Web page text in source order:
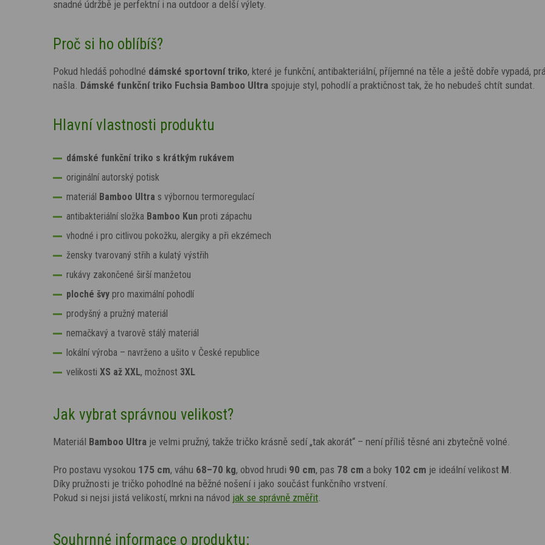
snadné údržbě je perfektní i na outdoor a delší výlety.
Proč si ho oblíbíš?
Pokud hledáš pohodlné dámské sportovní triko, které je funkční, antibakteriální, příjemné na těle a ještě dobře vypadá,
našla. Dámské funkční triko Fuchsia Bamboo Ultra spojuje styl, pohodlí a praktičnost tak, že ho nebudeš chtít sundat.
Hlavní vlastnosti produktu
dámské funkční triko s krátkým rukávem
originální autorský potisk
materiál Bamboo Ultra s výbornou termoregulací
antibakteriální složka Bamboo Kun proti zápachu
vhodné i pro citlivou pokožku, alergiky a při ekzémech
žensky tvarovaný střih a kulatý výstřih
rukávy zakončené širší manžetou
ploché švy pro maximální pohodlí
prodyšný a pružný materiál
nemačkavý a tvarově stálý materiál
lokální výroba – navrženo a ušito v České republice
velikosti XS až XXL, možnost 3XL
Jak vybrat správnou velikost?
Materiál Bamboo Ultra je velmi pružný, takže tričko krásně sedí „tak akorát“ – není příliš těsné ani zbytečně volné.
Pro postavu vysokou 175 cm, váhu 68–70 kg, obvod hrudi 90 cm, pas 78 cm a boky 102 cm je ideální velikost M.
Díky pružnosti je tričko pohodlné na běžné nošení i jako součást funkčního vrstvení.
Pokud si nejsi jistá velikostí, mrkni na návod jak se správně změřit.
Souhrnné informace o produktu: